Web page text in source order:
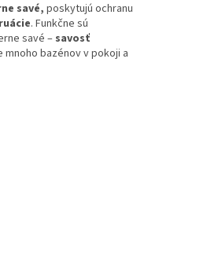
savé,poskytujú ochranu
. Funkčne sú
savé – savosť
bazénov v pokoji a